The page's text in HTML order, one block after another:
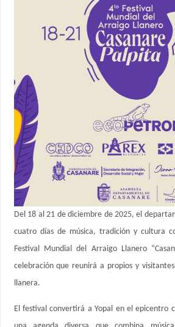
Del 18 al 21 de diciembre de 2025, el
cuatro días de música, tradición y cultura
Festival Mundial del Arraigo Llanero
celebración que reunirá a propios y
llanera.
El festival convertirá a Yopal en el epicentro